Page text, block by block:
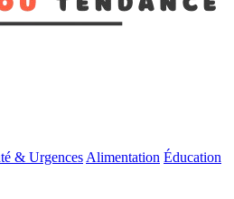
& Urgences Alimentation Éducation